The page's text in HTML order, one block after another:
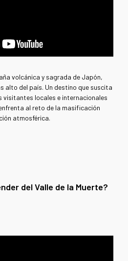
volcánica y sagrada de Japón,
alto del país. Un destino que suscita
visitantes locales e internacionales
al reto de la masificación
atmosférica.
del Valle de la Muerte?